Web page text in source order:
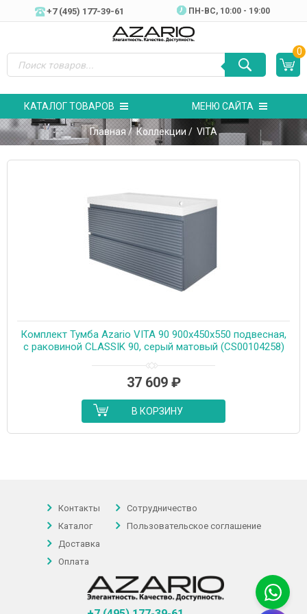
+7 (495) 177-39-61 ПН-ВC, 10:00 - 19:00
0
КАТАЛОГ ТОВАРОВ МЕНЮ САЙТА
Главная/Коллекции / VITA
Комплект Тумба Azario VITA 90 900х450х550 подвесная,
с раковиной CLASSIK 90, серый матовый (CS00104258)
37 609 ₽
В КОРЗИНУ
Контакты
Каталог
Доставка
Оплата
Сотрудничество
Пользовательское соглашение